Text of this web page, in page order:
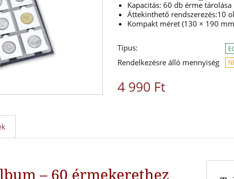
Kapacitás: 60 db érme
Áttekinthető rendszerezés:10
Kompakt méret (130 × 190
Típus:
Rendelkezésre álló mennyiség
4 990 Ft
– 60 érmekerethez